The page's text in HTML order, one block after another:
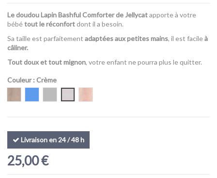
Le doudou Lapin Bashful Comforter de Jellycatapporte à votre
bébé tout le réconfortdont il a besoin.
Sa taille est parfaitement adaptées aux petites mains, il est facileà
câliner.
Tout doux et tout mignon, votre enfant ne pourra plus le quitter.
Couleur: Crème
Livraison en 24 / 48 h
25,00 €